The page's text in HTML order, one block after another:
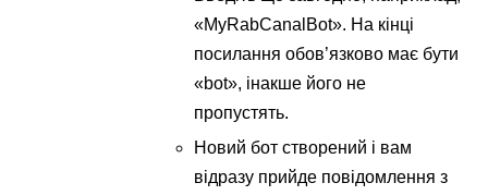
«MyRabCanalBot». На кінці
посилання обов’язково має бути
«bot», інакше його не
пропустять.
Новий бот створений і вам
відразу прийде повідомлення з